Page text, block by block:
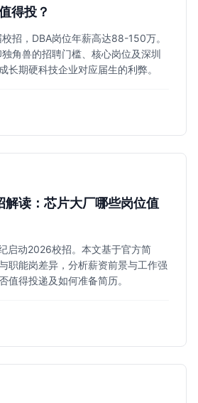
得投？
招，DBA岗位年薪高达88-150万。
角兽的招聘门槛、核心岗位及深圳
长期硬科技企业对应届生的利弊。
读：芯片大厂哪些岗位值
启动2026校招。本文基于官方简
职能岗差异，分析薪资前景与工作强
值得投递及如何准备简历。